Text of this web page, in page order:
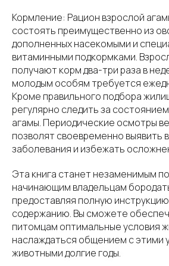
Кормление: Рацион взрослой
состоять преимущественно из
дополненных насекомыми и
витаминными подкормками.
получают корм два-три раза в
молодым особям требуется
Кроме правильного подбора
регулярно следить за
агамы. Периодические осмотры
позволят своевременно выявить
заболевания и избежать
Эта книга станет незаменимым
начинающим владельцам
предоставляя полную инструкцию
содержанию. Вы сможете
питомцам оптимальные условия
наслаждаться общением с этими
животными долгие годы.